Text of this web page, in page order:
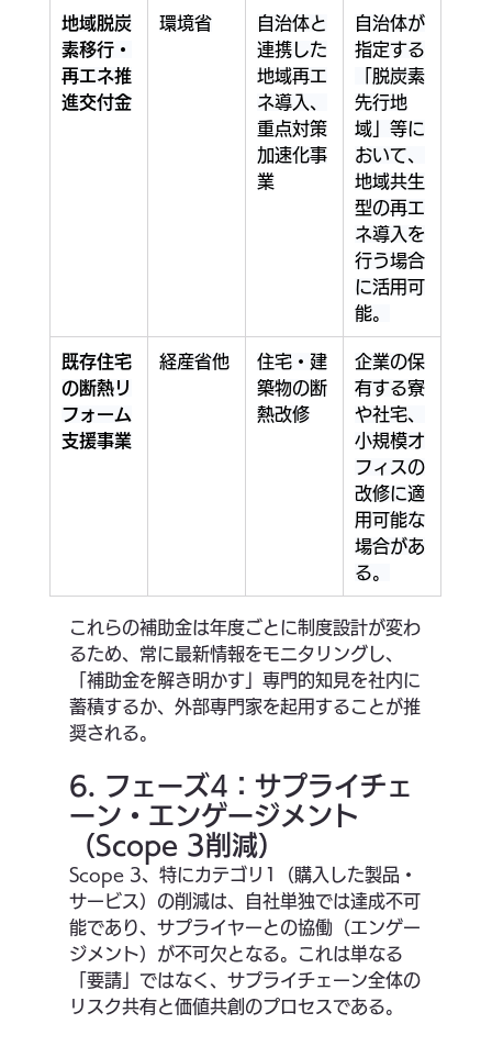
地域脱炭
素移行・
再エネ推
進交付金
環境省
自治体と
連携した
地域再エ
ネ導入、
重点対策
加速化事
業
自治体が
指定する
「脱炭素
先行地
域」等に
おいて、
地域共生
型の再エ
ネ導入を
行う場合
に活用可
能。
既存住宅
の断熱リ
フォーム
支援事業
経産省他
住宅・建
築物の断
熱改修
企業の保
有する寮
や社宅、
小規模オ
フィスの
改修に適
用可能な
場合があ
る。
これらの補助金は年度ごとに制度設計が変わ
るため、常に最新情報をモニタリングし、
「補助金を解き明かす」専門的知見を社内に
蓄積するか、外部専門家を起用することが推
奨される。
6. フェーズ4：サプライチェ
ーン・エンゲージメント
（Scope 3削減）
Scope 3、特にカテゴリ1（購入した製品・
サービス）の削減は、自社単独では達成不可
能であり、サプライヤーとの協働（エンゲー
ジメント）が不可欠となる。これは単なる
「要請」ではなく、サプライチェーン全体の
リスク共有と価値共創のプロセスである。